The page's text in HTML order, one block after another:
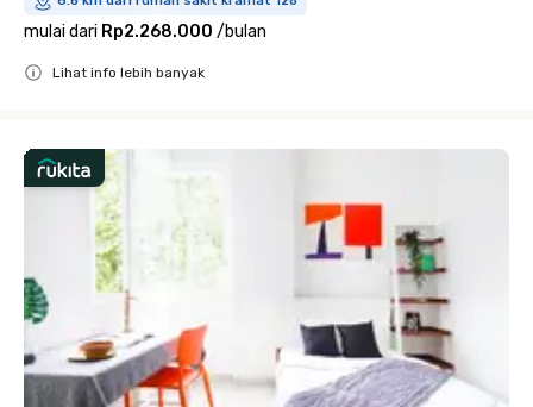
mulai dari Rp2.268.000 /bulan
Lihat info lebih banyak